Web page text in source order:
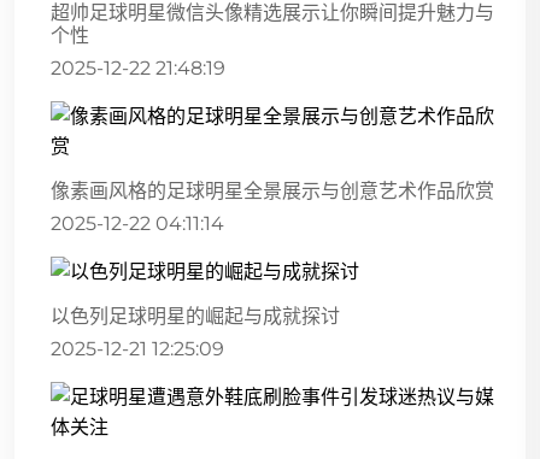
超帅足球明星微信头像精选展示让你瞬间提升魅力与
个性
2025-12-22 21:48:19
像素画风格的足球明星全景展示与创意艺术作品欣赏
2025-12-22 04:11:14
以色列足球明星的崛起与成就探讨
2025-12-21 12:25:09